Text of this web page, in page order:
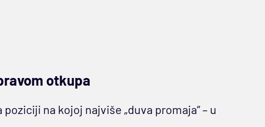
otkupa
na kojoj najviše „duva promaja“ – u